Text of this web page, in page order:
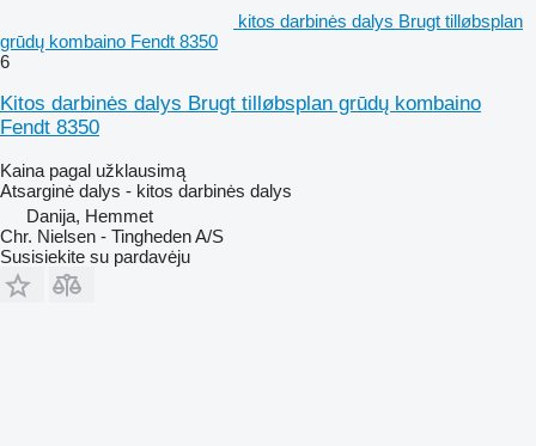
kitos darbinės dalys Brugt tilløbsplan
grūdų kombaino Fendt 8350
6
Kitos darbinės dalys Brugt tilløbsplan grūdų kombaino
Fendt 8350
Kaina pagal užklausimą
Atsarginė dalys - kitos darbinės dalys
Danija, Hemmet
Chr. Nielsen - Tingheden A/S
Susisiekite su pardavėju